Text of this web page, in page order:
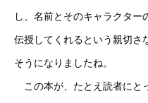
し、名前とそのキャラクタ
伝授してくれるという親切さ
そうになりましたね。
この本が、たとえ読者にと